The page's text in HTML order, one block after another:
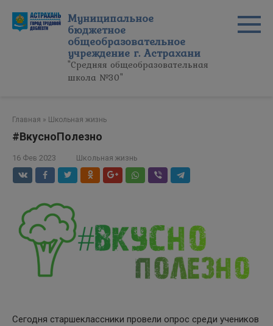
контенту
Муниципальное
бюджетное
общеобразовательное
учреждение г. Астрахани
"Средняя общеобразовательная
школа №30"
Главная » Школьная жизнь
#ВкусноПолезно
16 Фев 2023 Школьная жизнь
Сегодня старшеклассники провели опрос среди учеников